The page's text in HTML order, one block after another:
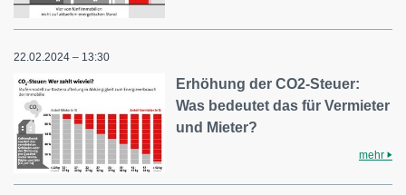
22.02.2024 – 13:30
Erhöhung der CO2-Steuer:
Was bedeutet das für Vermieter
und Mieter?
mehr